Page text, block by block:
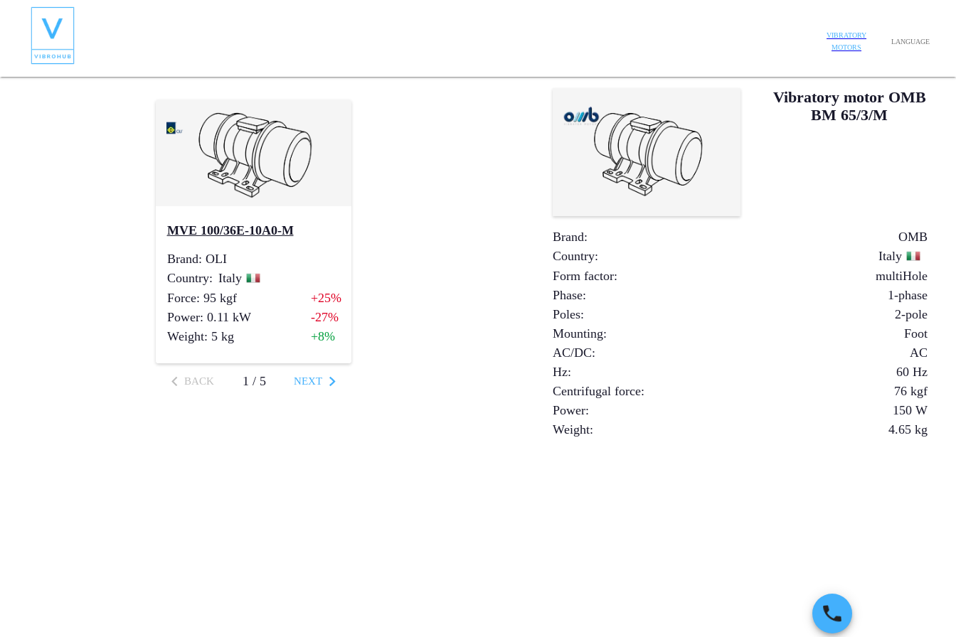
VIBRATORY
MOTORS
LANGUAGE
Vibratory motor OMB
BM 65/3/M
Brand:
OMB
Country:
Italy
Form factor:
multiHole
Phase:
1-phase
Poles:
2-pole
Mounting:
Foot
AC/DC:
AC
Hz:
60 Hz
Centrifugal force: 76 kgf
Power: 150 W
Weight: 4.65 kg
MVE 100/36E-10A0-M
Brand: OLI
Country: Italy
Force: 95 kgf
+25%
Power: 0.11 kW
-27%
Weight: 5 kg +8%
BACK 1 / 5 NEXT